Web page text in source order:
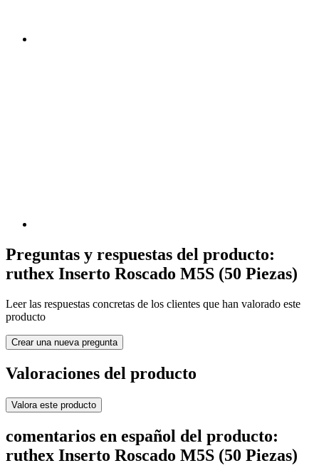
Preguntas y respuestas del producto:
ruthex Inserto Roscado M5S (50 Piezas)
Leer las respuestas concretas de los clientes que han valorado este
producto
Crear una nueva pregunta
Valoraciones del producto
Valora este producto
comentarios en español del producto:
ruthex Inserto Roscado M5S (50 Piezas)